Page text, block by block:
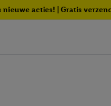
acties! | Gratis